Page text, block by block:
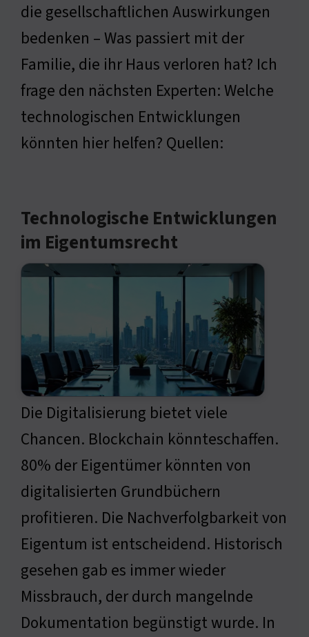
die gesellschaftlichen Auswirkungen
bedenken – Was passiert mit der
Familie, die ihr Haus verloren hat? Ich
frage den nächsten Experten: Welche
technologischen Entwicklungen
könnten hier helfen? Quellen:
Technologische Entwicklungen
im Eigentumsrecht
Die Digitalisierung bietet viele
Chancen. Blockchain könnteschaffen.
80% der Eigentümer könnten von
digitalisierten Grundbüchern
profitieren. Die Nachverfolgbarkeit von
Eigentum ist entscheidend. Historisch
gesehen gab es immer wieder
Missbrauch, der durch mangelnde
Dokumentation begünstigt wurde. In